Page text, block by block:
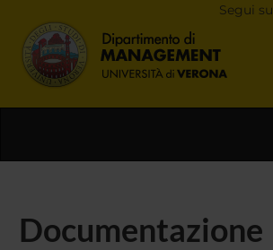
Segui su
Documentazione